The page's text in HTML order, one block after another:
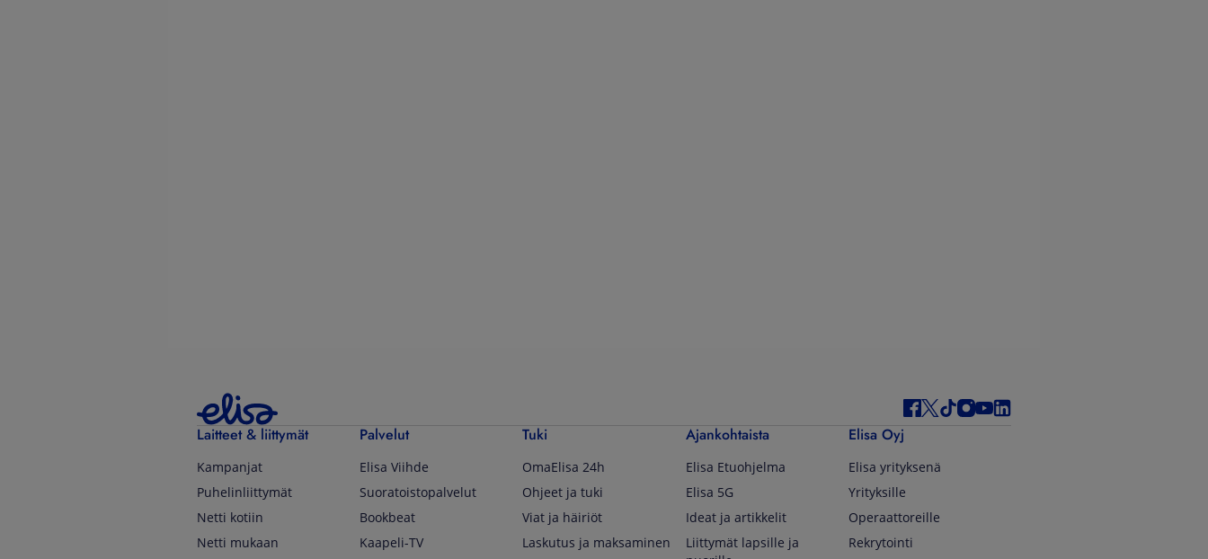
Laitteet & liittymät
Kampanjat
Puhelinliittymät
Netti kotiin
Netti mukaan
Palvelut
Elisa Viihde
Suoratoistopalvelut
Bookbeat
Kaapeli-TV
Tuki
OmaElisa 24h
Ohjeet ja tuki
Viat ja häiriöt
Laskutus ja maksaminen
Ajankohtaista
Elisa Etuohjelma
Elisa 5G
Ideat ja artikkelit
Liittymät lapsille ja
Elisa Oyj
Elisa yrityksenä
Yrityksille
Operaattoreille
Rekrytointi